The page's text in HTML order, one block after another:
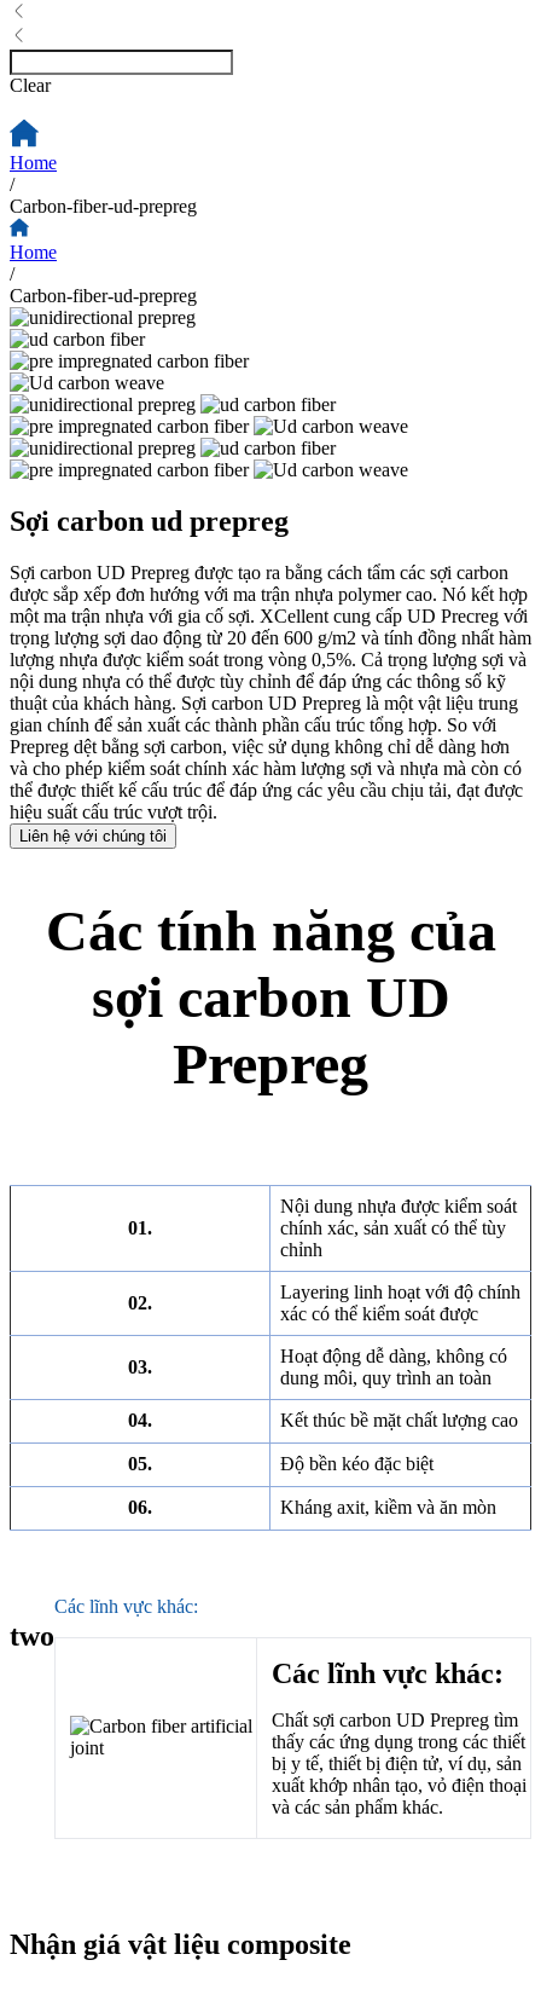
Clear
Home
/
Carbon-fiber-ud-prepreg
Home
/
Carbon-fiber-ud-prepreg
Sợi carbon ud prepreg
Sợi carbon UD Prepreg được tạo ra bằng cách tẩm các sợi carbon
được sắp xếp đơn hướng với ma trận nhựa polymer cao. Nó kết hợp
một ma trận nhựa với gia cố sợi. XCellent cung cấp UD Precreg với
trọng lượng sợi dao động từ 20 đến 600 g/m2 và tính đồng nhất hàm
lượng nhựa được kiểm soát trong vòng 0,5%. Cả trọng lượng sợi và
nội dung nhựa có thể được tùy chỉnh để đáp ứng các thông số kỹ
thuật của khách hàng. Sợi carbon UD Prepreg là một vật liệu trung
gian chính để sản xuất các thành phần cấu trúc tổng hợp. So với
Prepreg dệt bằng sợi carbon, việc sử dụng không chỉ dễ dàng hơn
và cho phép kiểm soát chính xác hàm lượng sợi và nhựa mà còn có
thể được thiết kế cấu trúc để đáp ứng các yêu cầu chịu tải, đạt được
hiệu suất cấu trúc vượt trội.
Liên hệ với chúng tôi
Các tính năng của
sợi carbon UD
Prepreg
01.
Nội dung nhựa được kiểm soát
chính xác, sản xuất có thể tùy
chỉnh
02.
Layering linh hoạt với độ chính
xác có thể kiểm soát được
03.
Hoạt động dễ dàng, không có
dung môi, quy trình an toàn
04. Kết thúc bề mặt chất lượng cao
05. Độ bền kéo đặc biệt
06. Kháng axit, kiềm và ăn mòn
two
Các lĩnh vực khác:
Các lĩnh vực khác:
Chất sợi carbon UD Prepreg tìm
thấy các ứng dụng trong các thiết
bị y tế, thiết bị điện tử, ví dụ, sản
xuất khớp nhân tạo, vỏ điện thoại
và các sản phẩm khác.
Nhận giá vật liệu composite